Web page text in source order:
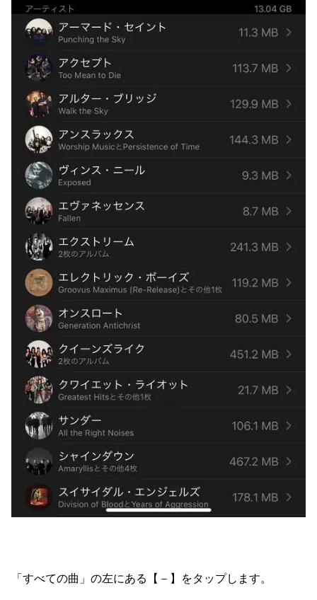
「すべての曲」の左にある【－】をタップします。